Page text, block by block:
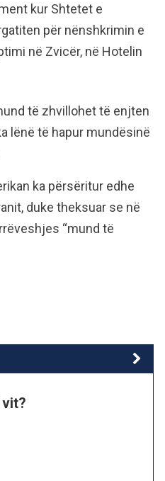
kur Shtetet e
për nënshkrimin e
në Zvicër, në Hotelin
të zhvillohet të enjten
lënë të hapur mundësinë
ka përsëritur edhe
duke theksuar se në
“mund të